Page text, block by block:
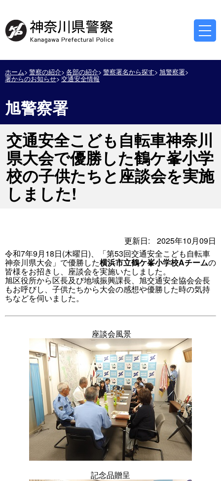
ホーム 警察の紹介 各部の紹介 警察署名から探す 旭警察署
署からのお知らせ 交通安全情報
旭警察署
交通安全こども自転車神奈川
県大会で優勝した鶴ケ峯小学
校の子供たちと座談会を実施
しました!
更新日:
2025年10月09日
令和7年9月18日(木曜日)、「第53回交通安全こども自転車
神奈川県大会」で優勝した横浜市立鶴ケ峯小学校Aチームの
皆様をお招きし、座談会を実施いたしました。
旭区役所から区長及び地域振興課長、旭交通安全協会会長
もお呼びし、子供たちから大会の感想や優勝した時の気持
ちなどを伺いました。
座談会風景
記念品贈呈